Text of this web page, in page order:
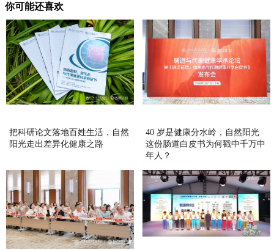
你可能还喜欢
把科研论文落地百姓生活，自然
阳光走出差异化健康之路
40 岁是健康分水岭，自然阳光
这份肠道白皮书为何戳中千万中
年人？